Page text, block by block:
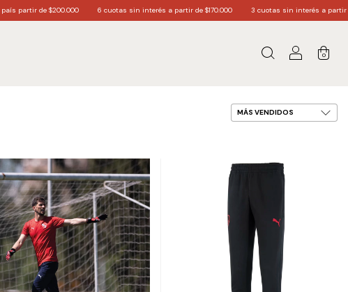
de $200.000 6 cuotas sin interés a partir de $170.000 3 cuotas sin interés a partir de
0